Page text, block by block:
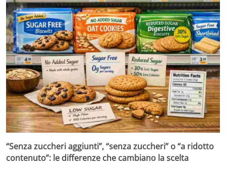
“Senza zuccheri aggiunti”, “senza zuccheri” o “a ridotto
contenuto”: le differenze che cambiano la scelta